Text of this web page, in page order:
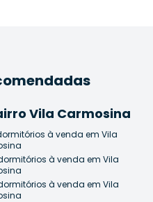
Vila Carmosina
à venda em Vila
à venda em Vila
à venda em Vila